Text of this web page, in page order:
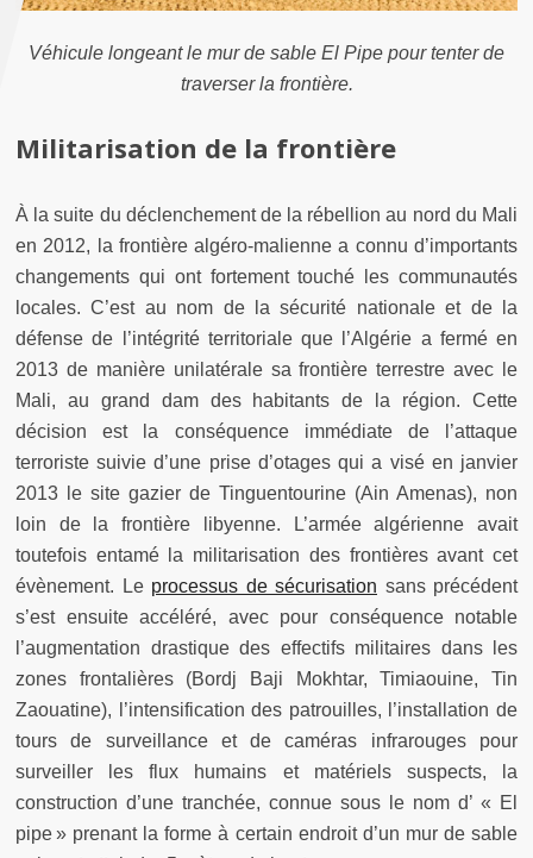
Véhicule longeant le mur de sable El Pipe pour tenter de
traverser la frontière.
Militarisation de la frontière
À la suite du déclenchement de la rébellion au nord du Mali
en 2012, la frontière algéro-malienne a connu d’importants
changements qui ont fortement touché les communautés
locales. C’est au nom de la sécurité nationale et de la
défense de l’intégrité territoriale que l’Algérie a fermé en
2013 de manière unilatérale sa frontière terrestre avec le
Mali, au grand dam des habitants de la région. Cette
décision est la conséquence immédiate de l’attaque
terroriste suivie d’une prise d’otages qui a visé en janvier
2013 le site gazier de Tinguentourine (Ain Amenas), non
loin de la frontière libyenne. L’armée algérienne avait
toutefois entamé la militarisation des frontières avant cet
évènement. Le processus de sécurisation sans précédent
s’est ensuite accéléré, avec pour conséquence notable
l’augmentation drastique des effectifs militaires dans les
zones frontalières (Bordj Baji Mokhtar, Timiaouine, Tin
Zaouatine), l’intensification des patrouilles, l’installation de
tours de surveillance et de caméras infrarouges pour
surveiller les flux humains et matériels suspects, la
construction d’une tranchée, connue sous le nom d’ « El
pipe » prenant la forme à certain endroit d’un mur de sable